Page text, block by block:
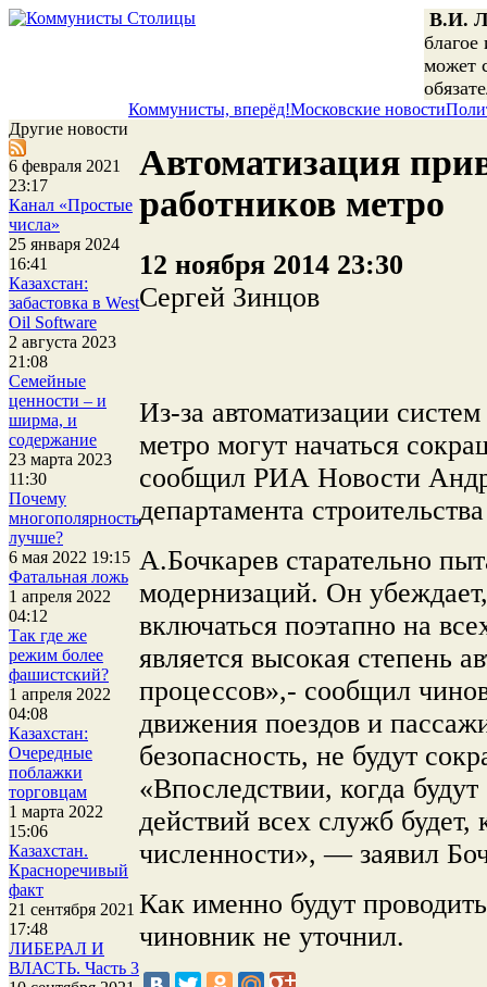
В.И.
благое
может
Коммунисты, вперёд!Московские новости
Другие новости
6 февраля 2021
23:17
Канал «Простые
числа»
25 января 2024
16:41
Казахстан:
забастовка в West
Oil Software
2 августа 2023
21:08
Семейные
ценности – и
ширма, и
содержание
23 марта 2023
11:30
Почему
многополярность
лучше?
6 мая 2022 19:15
Фатальная ложь
1 апреля 2022
04:12
Так где же
режим более
фашистский?
1 апреля 2022
04:08
Казахстан:
Очередные
поблажки
торговцам
1 марта 2022
15:06
Казахстан.
Красноречивый
факт
21 сентября 2021
17:48
ЛИБЕРАЛ И
ВЛАСТЬ. Часть 3
Автоматизация
работников метро
12 ноября 2014 23:30
Сергей Зинцов
Из-за автоматизации
метро могут начаться
сообщил РИА Новости
департамента
А.Бочкарев старательно
модернизаций. Он
включаться поэтапно на
является высокая степень
процессов»,- сообщил
движения поездов и
безопасность, не будут
«Впоследствии, когда
действий всех служб
численности», — заявил
Как именно будут
чиновник не уточнил.